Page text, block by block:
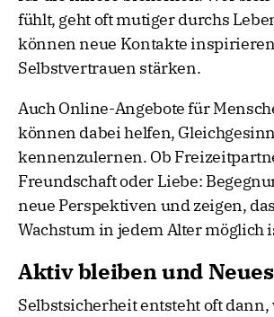
fühlt, geht oft mutiger durchs
können neue Kontakte
Selbstvertrauen stärken.
Auch Online-Angebote für
können dabei helfen,
kennenzulernen. Ob
Freundschaft oder Liebe:
neue Perspektiven und zeigen,
Wachstum in jedem Alter möglich
Aktiv bleiben und
Selbstsicherheit entsteht oft dann,